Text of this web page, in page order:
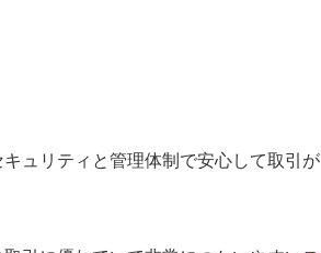
ュリティと管理体制で安心して取引が